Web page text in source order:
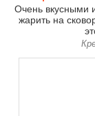
Очень вкусными
жарить на